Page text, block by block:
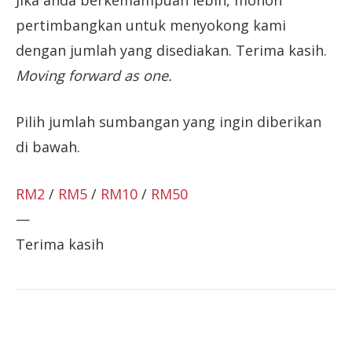
pertimbangkan untuk menyokong kami
dengan jumlah yang disediakan. Terima kasih.
Moving forward as one.
Pilih jumlah sumbangan yang ingin diberikan
di bawah.
RM2 / RM5 / RM10 / RM50
—
Terima kasih